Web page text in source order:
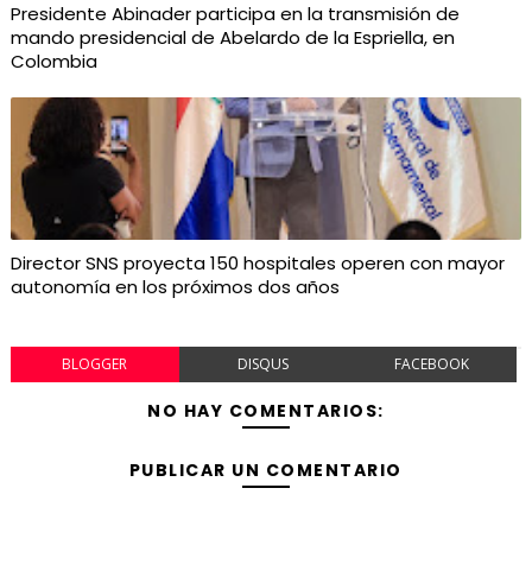
Presidente Abinader participa en la transmisión de
mando presidencial de Abelardo de la Espriella, en
Colombia
Director SNS proyecta 150 hospitales operen con mayor
autonomía en los próximos dos años
BLOGGER DISQUS FACEBOOK
NO HAY COMENTARIOS:
PUBLICAR UN COMENTARIO